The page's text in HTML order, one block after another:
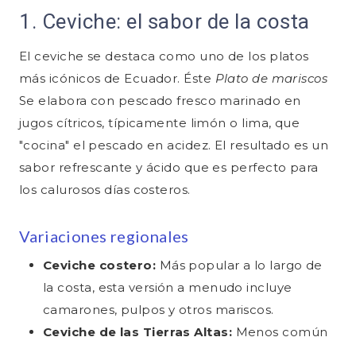
1. Ceviche: el sabor de la costa
El ceviche se destaca como uno de los platos
más icónicos de Ecuador. Éste Plato de mariscos
Se elabora con pescado fresco marinado en
jugos cítricos, típicamente limón o lima, que
"cocina" el pescado en acidez. El resultado es un
sabor refrescante y ácido que es perfecto para
los calurosos días costeros.
Variaciones regionales
Ceviche costero: Más popular a lo largo de
la costa, esta versión a menudo incluye
camarones, pulpos y otros mariscos.
Ceviche de las Tierras Altas: Menos común